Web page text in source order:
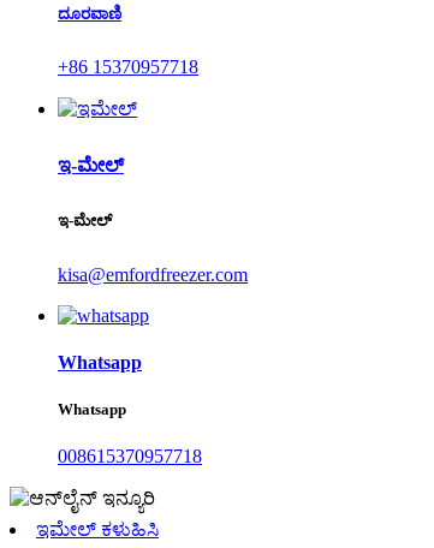
ದೂರವಾಣಿ
+86 15370957718
ಇ-ಮೇಲ್
ಇ-ಮೇಲ್
kisa@emfordfreezer.com
Whatsapp
Whatsapp
008615370957718
ಇಮೇಲ್ ಕಳುಹಿಸಿ